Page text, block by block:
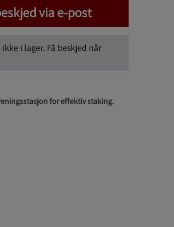
via e-post
i lager. Få beskjed når
for effektiv staking.